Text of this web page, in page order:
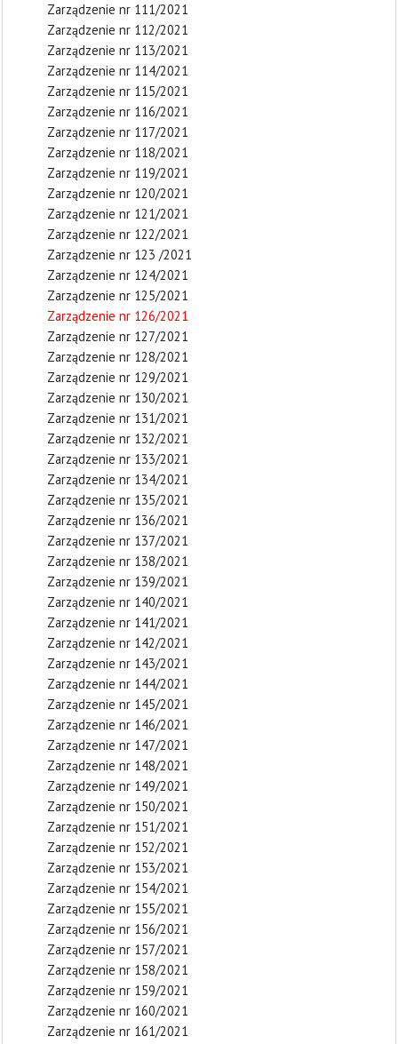
Zarządzenie nr 111/2021
Zarządzenie nr 112/2021
Zarządzenie nr 113/2021
Zarządzenie nr 114/2021
Zarządzenie nr 115/2021
Zarządzenie nr 116/2021
Zarządzenie nr 117/2021
Zarządzenie nr 118/2021
Zarządzenie nr 119/2021
Zarządzenie nr 120/2021
Zarządzenie nr 121/2021
Zarządzenie nr 122/2021
Zarządzenie nr 123 /2021
Zarządzenie nr 124/2021
Zarządzenie nr 125/2021
Zarządzenie nr 126/2021
Zarządzenie nr 127/2021
Zarządzenie nr 128/2021
Zarządzenie nr 129/2021
Zarządzenie nr 130/2021
Zarządzenie nr 131/2021
Zarządzenie nr 132/2021
Zarządzenie nr 133/2021
Zarządzenie nr 134/2021
Zarządzenie nr 135/2021
Zarządzenie nr 136/2021
Zarządzenie nr 137/2021
Zarządzenie nr 138/2021
Zarządzenie nr 139/2021
Zarządzenie nr 140/2021
Zarządzenie nr 141/2021
Zarządzenie nr 142/2021
Zarządzenie nr 143/2021
Zarządzenie nr 144/2021
Zarządzenie nr 145/2021
Zarządzenie nr 146/2021
Zarządzenie nr 147/2021
Zarządzenie nr 148/2021
Zarządzenie nr 149/2021
Zarządzenie nr 150/2021
Zarządzenie nr 151/2021
Zarządzenie nr 152/2021
Zarządzenie nr 153/2021
Zarządzenie nr 154/2021
Zarządzenie nr 155/2021
Zarządzenie nr 156/2021
Zarządzenie nr 157/2021
Zarządzenie nr 158/2021
Zarządzenie nr 159/2021
Zarządzenie nr 160/2021
Zarządzenie nr 161/2021